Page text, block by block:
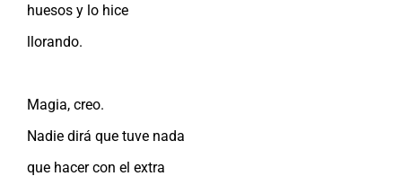
huesos y lo hice
llorando.
Magia, creo.
Nadie dirá que tuve nada
que hacer con el extra